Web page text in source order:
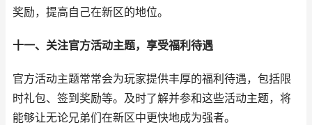
奖励，提高自己在新区的地位。
十一、关注官方活动主题，享受福利待遇
官方活动主题常常会为玩家提供丰厚的福利待遇，包括限
时礼包、签到奖励等。及时了解并参和这些活动主题，将
能够让无论兄弟们在新区中更快地成为强者。